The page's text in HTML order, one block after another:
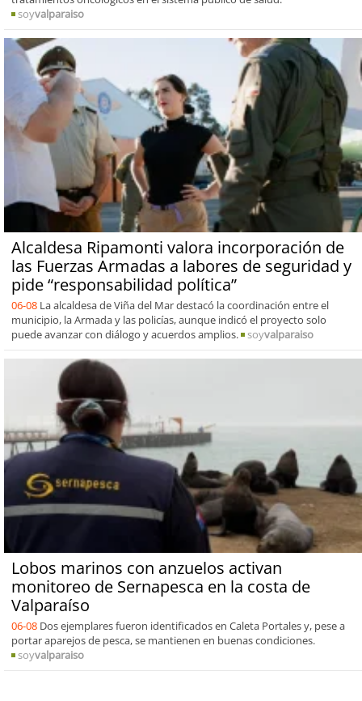
soyvalparaiso
Alcaldesa Ripamonti valora incorporación de
las Fuerzas Armadas a labores de seguridad y
pide “responsabilidad política”
06-08 La alcaldesa de Viña del Mar destacó la coordinación entre el
municipio, la Armada y las policías, aunque indicó el proyecto solo
puede avanzar con diálogo y acuerdos amplios.
soyvalparaiso
Lobos marinos con anzuelos activan
monitoreo de Sernapesca en la costa de
Valparaíso
06-08 Dos ejemplares fueron identificados en Caleta Portales y, pese a
portar aparejos de pesca, se mantienen en buenas condiciones.
soyvalparaiso